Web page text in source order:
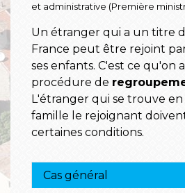
et administrative (Première
Un étranger qui a un titre
France peut être rejoint
ses enfants. C'est ce qu'on
procédure de
L'étranger qui se trouve en
famille le rejoignant
certaines conditions.
Cas général